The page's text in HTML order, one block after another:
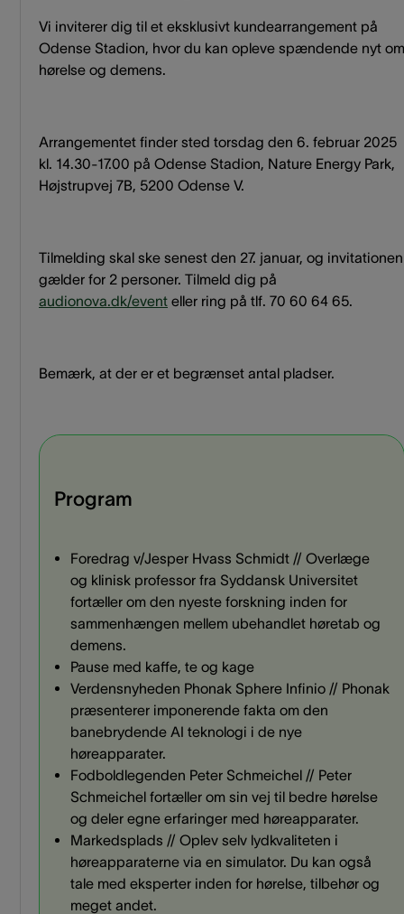
Vi inviterer dig til et eksklusivt kundearrangement på
Odense Stadion, hvor du kan opleve spændende nyt om
hørelse og demens.
Arrangementet finder sted torsdag den 6. februar 2025
kl. 14.30-17.00 på Odense Stadion, Nature Energy Park,
Højstrupvej 7B, 5200 Odense V.
Tilmelding skal ske senest den 27. januar, og invitationen
gælder for 2 personer. Tilmeld dig på
audionova.dk/event eller ring på tlf. 70 60 64 65.
Bemærk, at der er et begrænset antal pladser.
Program
Foredrag v/Jesper Hvass Schmidt // Overlæge
og klinisk professor fra Syddansk Universitet
fortæller om den nyeste forskning inden for
sammenhængen mellem ubehandlet høretab og
demens.
Pause med kaffe, te og kage
Verdensnyheden Phonak Sphere Infinio // Phonak
præsenterer imponerende fakta om den
banebrydende AI teknologi i de nye
høreapparater.
Fodboldlegenden Peter Schmeichel // Peter
Schmeichel fortæller om sin vej til bedre hørelse
og deler egne erfaringer med høreapparater.
Markedsplads // Oplev selv lydkvaliteten i
høreapparaterne via en simulator. Du kan også
tale med eksperter inden for hørelse, tilbehør og
meget andet.